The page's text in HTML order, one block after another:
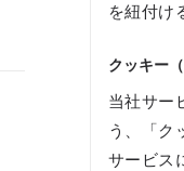
を紐付け
クッキー
当社サー
う、「ク
サービス